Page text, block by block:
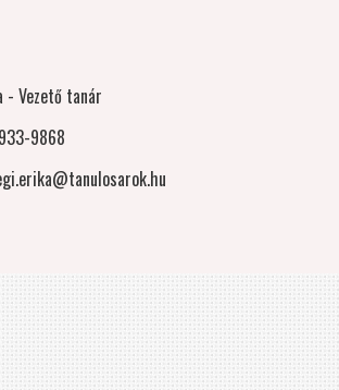
- Vezető tanár
9868